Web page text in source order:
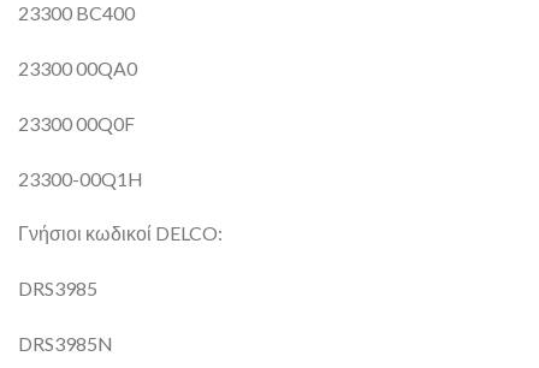
23300 BC400
23300 00QA0
23300 00Q0F
23300-00Q1H
Γνήσιοι κωδικοί DELCO:
DRS3985
DRS3985N